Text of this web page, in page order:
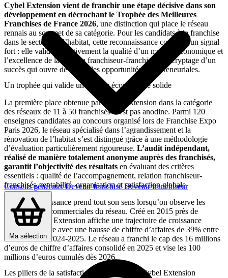
Conseils générauxDevenir franchiséDevenir franchiseur
Ma sélection
Cybel Extension vient de franchir une étape décisive dans son
développement en décrochant le Trophée des Meilleures
Franchises de France 2026, une distinction qui place le réseau
rennais au sommet de sa catégorie. Pour les candidats à la franchise
dans le secteur de l’habitat, cette reconnaissance constitue un signal
fort : elle valide objectivement la qualité d’un modèle économique et
l’excellence de la relation franchiseur-franchisés. Décryptage d’un
succès qui ouvre de nouvelles opportunités entrepreneuriales.
Un trophée qui valide un modèle économique solide
La première place obtenue par Cybel Extension dans la catégorie
des réseaux de 11 à 50 franchisés n’est pas anodine. Parmi 120
enseignes candidates au concours organisé lors de Franchise Expo
Paris 2026, le réseau spécialisé dans l’agrandissement et la
rénovation de l’habitat s’est distingué grâce à une méthodologie
d’évaluation particulièrement rigoureuse. L’audit indépendant,
réalisé de manière totalement anonyme auprès des franchisés,
garantit l’objectivité des résultats en évaluant des critères
essentiels : qualité de l’accompagnement, relation franchiseur-
franchisés, rentabilité, organisation et satisfaction globale.
Cette reconnaissance prend tout son sens lorsqu’on observe les
performances commerciales du réseau. Créé en 2015 près de
Rennes, Cybel Extension affiche une trajectoire de croissance
impressionnante avec une hausse de chiffre d’affaires de 39% entre
2023-2024 et 2024-2025. Le réseau a franchi le cap des 16 millions
d’euros de chiffre d’affaires consolidé en 2025 et vise les 100
millions d’euros cumulés dès 2026.
Les piliers de la satisfaction franchisé chez Cybel Extension